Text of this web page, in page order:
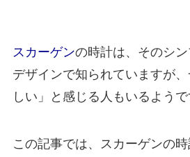
スカーゲンの時計は、そのシ
デザインで知られていますが
しい」と感じる人もいるようで
この記事では、スカーゲンの